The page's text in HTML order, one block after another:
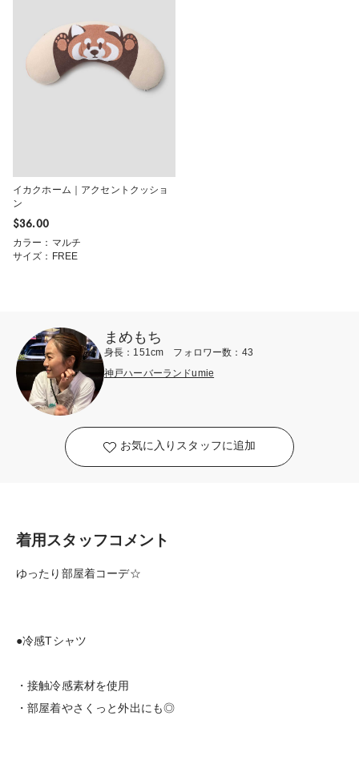
イカクホーム｜アクセントクッショ
ン
$‌36.00
カラー：マルチ
サイズ：FREE
まめもち
身長：151cm フォロワー数：43
神戸ハーバーランドumie
お気に入りスタッフに追加
着用スタッフコメント
ゆったり部屋着コーデ☆
●冷感Tシャツ
・接触冷感素材を使用
・部屋着やさくっと外出にも◎